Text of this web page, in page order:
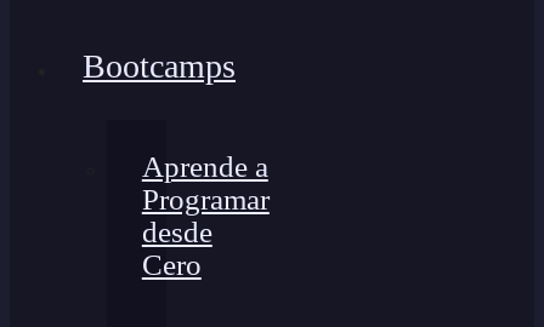
Bootcamps
Aprende a
Programar
desde
Cero